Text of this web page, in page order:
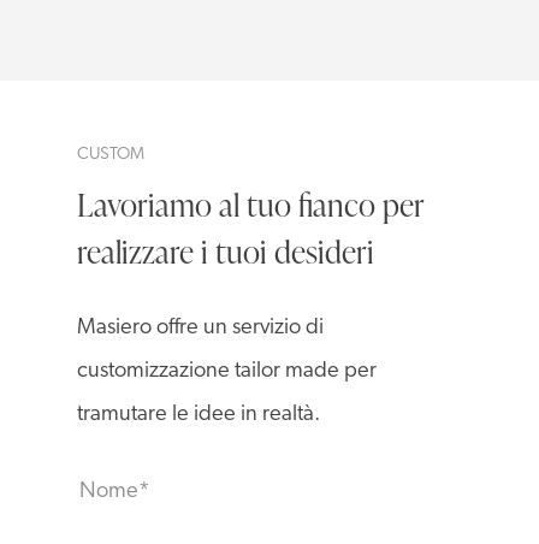
CUSTOM
Lavoriamo al tuo fianco per
realizzare i tuoi desideri
Masiero offre un servizio di
customizzazione tailor made per
tramutare le idee in realtà.
Nome*